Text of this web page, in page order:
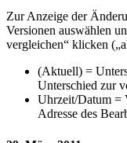
Zur Anzeige der
Versionen auswählen
vergleichen“ klicken
(Aktuell) =
Unterschied zur
Uhrzeit/Datum =
Adresse des